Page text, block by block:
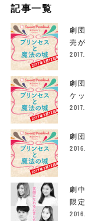
記事一覧
劇
売
劇
ケ
劇
劇
限